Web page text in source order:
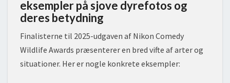
eksempler på sjove dyrefotos og
deres betydning
Finalisterne til 2025-udgaven af Nikon Comedy
Wildlife Awards præsenterer en bred vifte af arter og
situationer. Her er nogle konkrete eksempler: